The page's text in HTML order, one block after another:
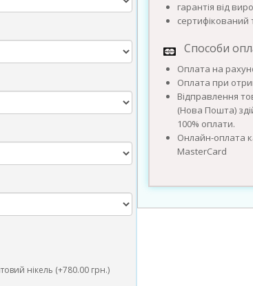
нікель (+780.00 грн.)
гарантія від
сертифікований
Способи
Оплата на
Оплата при
Відправлення
(Нова Пошта)
100% оплати.
Онлайн-оплата
MasterCard